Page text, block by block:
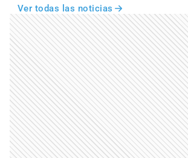
Ver todas las noticias